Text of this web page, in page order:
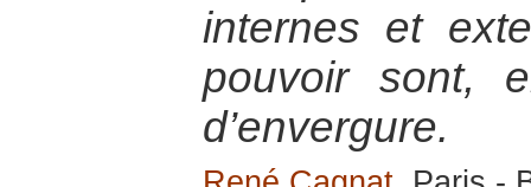
internes et
pouvoir sont,
d’envergure.